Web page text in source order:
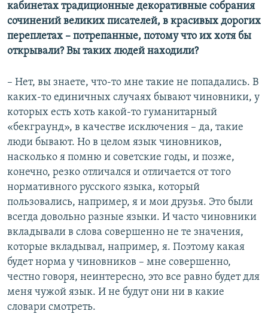
кабинетах традиционные декоративные собрания
сочинений великих писателей, в красивых дорогих
переплетах – потрепанные, потому что их хотя бы
открывали? Вы таких людей находили?​
– Нет, вы знаете, что-то мне такие не попадались. В
каких-то единичных случаях бывают чиновники, у
которых есть хоть какой-то гуманитарный
«бекграунд», в качестве исключения – да, такие
люди бывают. Но в целом язык чиновников,
насколько я помню и советские годы, и позже,
конечно, резко отличался и отличается от того
нормативного русского языка, который
пользовались, например, я и мои друзья. Это были
всегда довольно разные языки. И часто чиновники
вкладывали в слова совершенно не те значения,
которые вкладывал, например, я. Поэтому какая
будет норма у чиновников – мне совершенно,
честно говоря, неинтересно, это все равно будет для
меня чужой язык. И не будут они ни в какие
словари смотреть.